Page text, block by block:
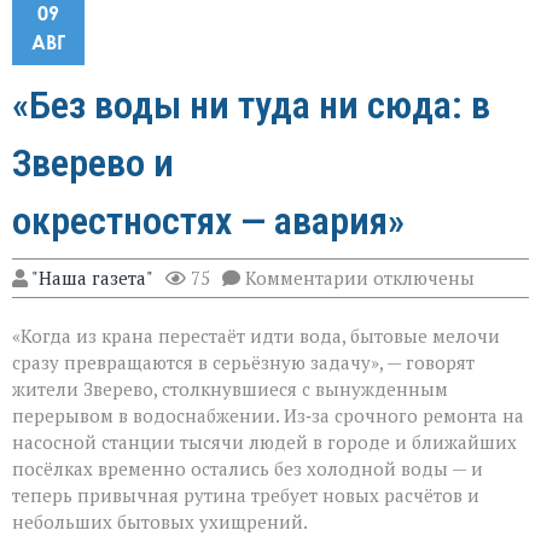
09
АВГ
«Без воды ни туда ни сюда: в
Зверево и
окрестностях — авария»
"Наша газета" 75 Комментарии к
записи
воды
ни
туда
ни
сюда:
в
Зверево
и
окрестностях —
отключены
«Когда из крана перестаёт идти вода, бытовые мелочи
сразу превращаются в серьёзную задачу», — говорят
жители Зверево, столкнувшиеся с вынужденным
перерывом в водоснабжении. Из‑за срочного ремонта на
насосной станции тысячи людей в городе и ближайших
посёлках временно остались без холодной воды — и
теперь привычная рутина требует новых расчётов и
небольших бытовых ухищрений.